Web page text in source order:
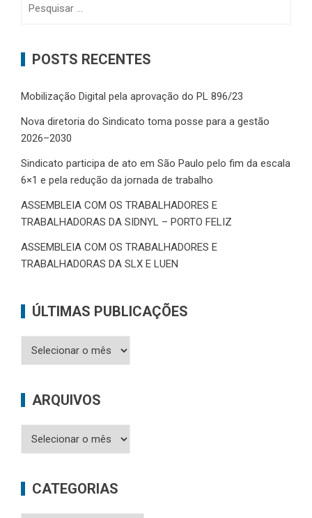
POSTS RECENTES
Mobilização Digital pela aprovação do PL 896/23
Nova diretoria do Sindicato toma posse para a gestão
2026–2030
Sindicato participa de ato em São Paulo pelo fim da escala
6×1 e pela redução da jornada de trabalho
ASSEMBLEIA COM OS TRABALHADORES E
TRABALHADORAS DA SIDNYL – PORTO FELIZ
ASSEMBLEIA COM OS TRABALHADORES E
TRABALHADORAS DA SLX E LUEN
ÚLTIMAS PUBLICAÇÕES
ARQUIVOS
CATEGORIAS